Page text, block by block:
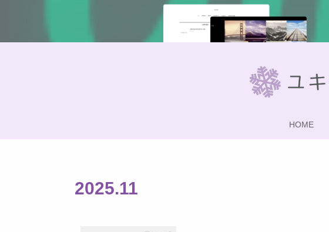
HOME
2025.11